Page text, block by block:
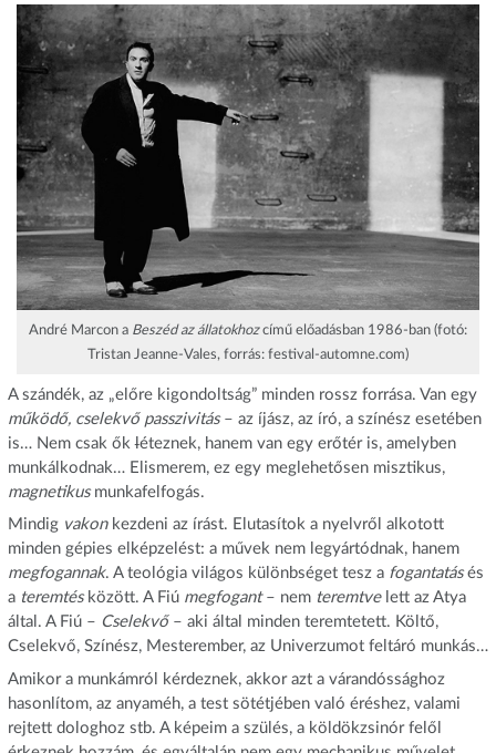
André Marcon a Beszéd az állatokhozcímű előadásban 1986-ban (fotó:
Tristan Jeanne-Vales, forrás: festival-automne.com)
A szándék, az „előre kigondoltság” minden rossz forrása. Van egy
működő, cselekvő passzivitás– az íjász, az író, a színész esetében
is… Nem csak őkléteznek, hanem van egy erőtér is, amelyben
munkálkodnak… Elismerem, ez egy meglehetősen misztikus,
magnetikusmunkafelfogás.
Mindig vakonkezdeni az írást. Elutasítok a nyelvről alkotott
minden gépies elképzelést: a művek nem legyártódnak, hanem
megfogannak. A teológia világos különbséget tesz a fogantatásés
a teremtésközött. A Fiú megfogant– nem teremtvelett az Atya
által. A Fiú – Cselekvő – aki által minden teremtetett. Költő,
Cselekvő, Színész, Mesterember, az Univerzumot feltáró munkás…
Amikor a munkámról kérdeznek, akkor azt a várandóssághoz
hasonlítom, az anyaméh, a test sötétjében való éréshez, valami
rejtett dologhoz stb. A képeim a szülés, a köldökzsinór felől